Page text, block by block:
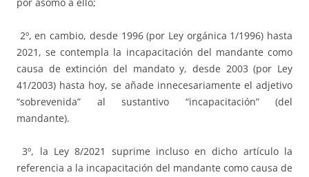
por asomo a ello;
2º, en cambio, desde 1996 (por Ley orgánica 1/1996) hasta
2021, se contempla la incapacitación del mandante como
causa de extinción del mandato y, desde 2003 (por Ley
41/2003) hasta hoy, se añade innecesariamente el adjetivo
“sobrevenida” al sustantivo “incapacitación” (del
mandante).
3º, la Ley 8/2021 suprime incluso en dicho artículo la
referencia a la incapacitación del mandante como causa de